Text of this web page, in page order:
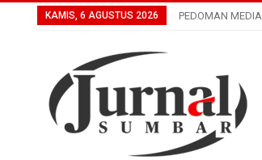
KAMIS, 6 AGUSTUS 2026 PEDOMAN